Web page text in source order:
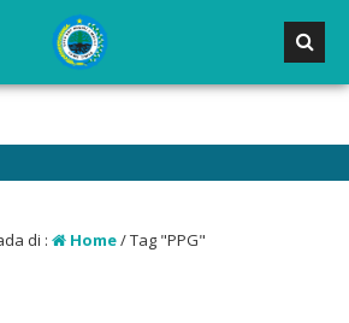
SMP NEGERI 2 MALILI
di : Home/Tag "PPG"